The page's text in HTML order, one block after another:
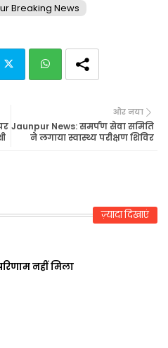
Breaking News
tte ats
और नया
Jaunpur News: समर्पण सेवा समिति
ने लगाया स्वास्थ्य परीक्षण शिविर
ज़्यादा दिखाएं
नहीं मिला